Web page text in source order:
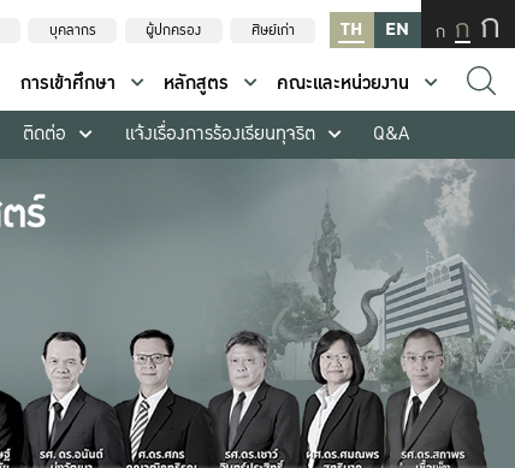
บุคลากร ผู้ปกครอง ศิษย์เก่า TH EN ก ก ก
การเข้าศึกษา หลักสูตร
คณะและหน่วยงาน
ติดต่อ แจ้งเรื่องการร้องเรียนทุจริต Q&A